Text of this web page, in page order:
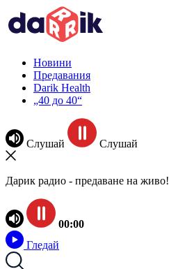
Новини
Предавания
Darik Health
„40 до 40“
Слушай Слушай
Дарик радио - предаване на живо!
00:00
Гледай